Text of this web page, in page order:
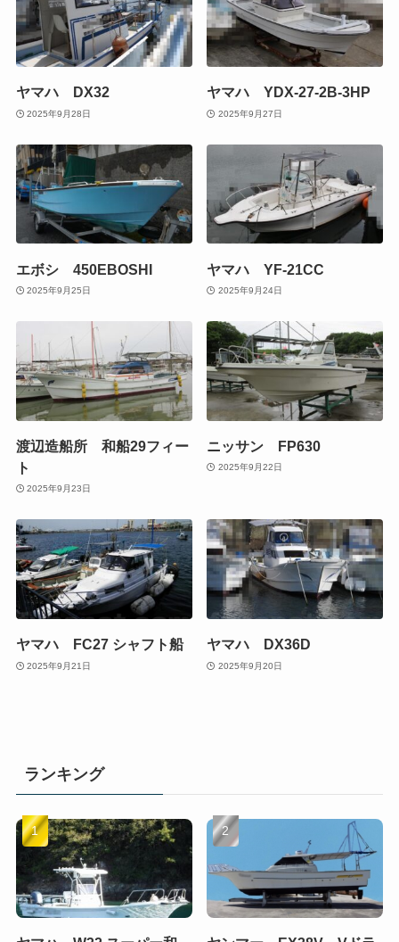
ヤマハ DX32
2025年9月28日
ヤマハ YDX-27-2B-3HP
2025年9月27日
エボシ 450EBOSHI
2025年9月25日
ヤマハ YF-21CC
2025年9月24日
渡辺造船所 和船29フィー
ト
2025年9月23日
ニッサン FP630
2025年9月22日
ヤマハ FC27 シャフト船
2025年9月21日
ヤマハ DX36D
2025年9月20日
ランキング